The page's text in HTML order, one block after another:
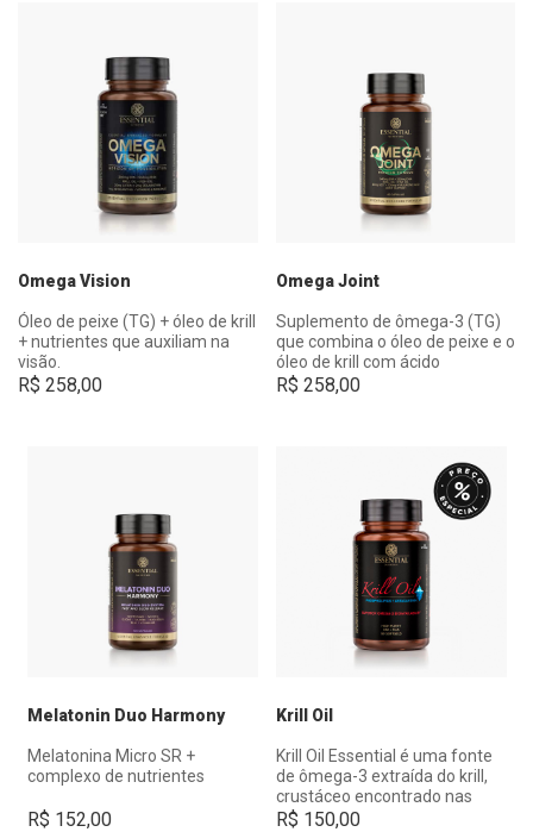
Omega Vision
Óleo de peixe (TG) + óleo de krill
+ nutrientes que auxiliam na
visão.
R$ 258,00
Omega Joint
Suplemento de ômega-3 (TG)
que combina o óleo de peixe e o
óleo de krill com ácido
hialurônico e 40mg de colágeno
R$ 258,00
Melatonin Duo Harmony
Melatonina Micro SR +
complexo de nutrientes
R$ 152,00
Krill Oil
Krill Oil Essential é uma fonte
de ômega-3 extraída do krill,
crustáceo encontrado nas
águas frias do oceano
R$ 150,00